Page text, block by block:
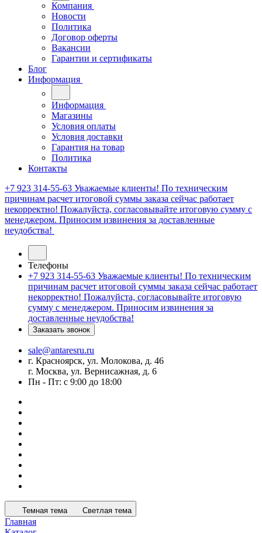
Компания
Новости
Политика
Договор оферты
Вакансии
Гарантии и сертификаты
Блог
Информация
Информация
Магазины
Условия оплаты
Условия доставки
Гарантия на товар
Политика
Контакты
+7 923 314-55-63 Уважаемые клиенты! По техническим
причинам расчет итоговой суммы заказа сейчас работает
некорректно! Пожалуйста, согласовывайте итоговую сумму с
менеджером. Приносим извинения за доставленные
неудобства!
Телефоны
+7 923 314-55-63 Уважаемые клиенты! По техническим
причинам расчет итоговой суммы заказа сейчас работает
некорректно! Пожалуйста, согласовывайте итоговую
сумму с менеджером. Приносим извинения за
доставленные неудобства!
Заказать звонок
sale@antaresru.ru
г. Красноярск, ул. Молокова, д. 46
г. Москва, ул. Вернисажная, д. 6
Пн - Пт: с 9:00 до 18:00
Темная тема Светлая тема
Главная